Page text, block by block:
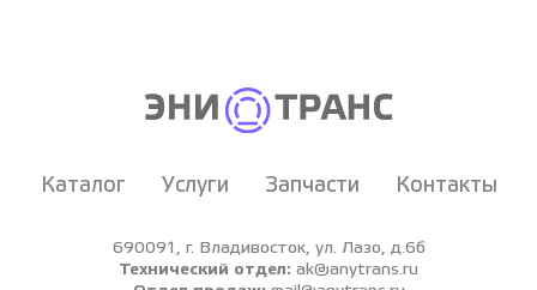
Каталог Услуги Запчасти Контакты
690091, г. Владивосток, ул. Лазо, д.6б
Технический отдел: ak@anytrans.ru